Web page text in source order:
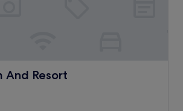
And Resort
Resort